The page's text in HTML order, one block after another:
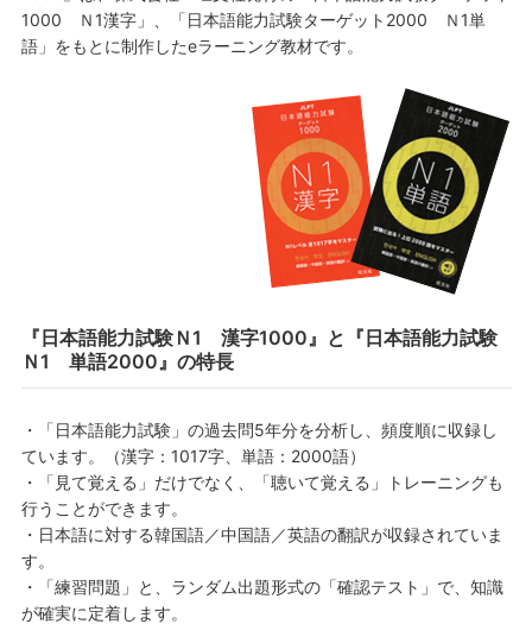
1000 Ｎ1漢字」、「日本語能力試験ターゲット2000 Ｎ1単
語」をもとに制作したeラーニング教材です。
『日本語能力試験Ｎ1 漢字1000』と『日本語能力試験
Ｎ1 単語2000』の特長
・「日本語能力試験」の過去問5年分を分析し、頻度順に収録し
ています。（漢字：1017字、単語：2000語）
・「見て覚える」だけでなく、「聴いて覚える」トレーニングも
行うことができます。
・日本語に対する韓国語／中国語／英語の翻訳が収録されていま
す。
・「練習問題」と、ランダム出題形式の「確認テスト」で、知識
が確実に定着します。